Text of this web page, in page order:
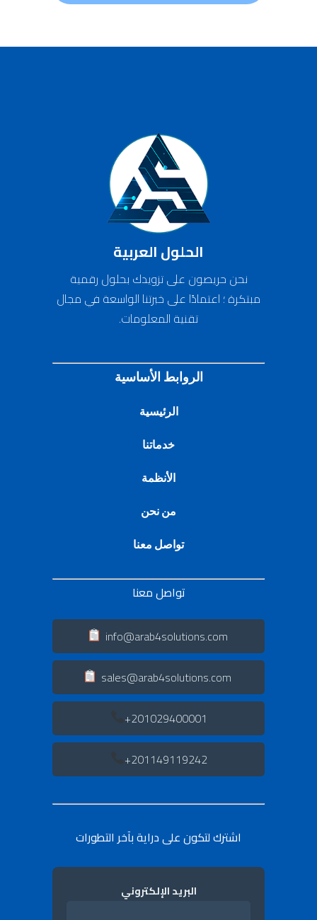
الحلول العربية
نحن حريصون على تزويدك بحلول رقمية
مبتكرة ؛ اعتمادًا على خبرتنا الواسعة في مجال
تقنية المعلومات.
الروابط الأساسية
الرئيسية
خدماتنا
الأنظمة
من نحن
تواصل معنا
تواصل معنا
info@arab4solutions.com
sales@arab4solutions.com
201029400001+
201149119242+
اشترك لتكون على دراية بآخر التطورات
البريد الإلكتروني